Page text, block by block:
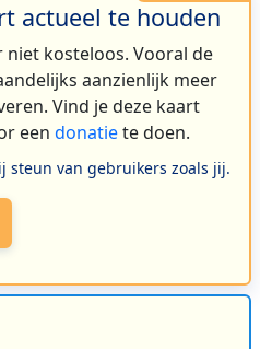
actueel te houden
niet kosteloos. Vooral de
aanzienlijk meer
Vind je deze kaart
een donatiete doen.
steun van gebruikers zoals jij.